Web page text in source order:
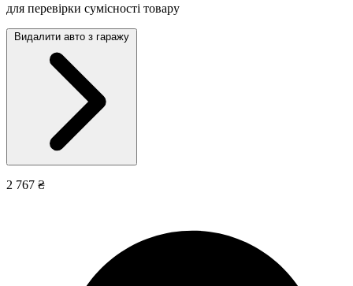
для перевірки сумісності товару
Видалити авто з гаражу
2 767 ₴